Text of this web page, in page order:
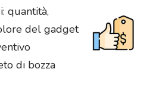
quantità,
del gadget
di bozza